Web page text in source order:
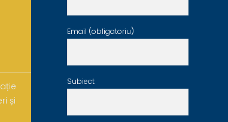
și
Email (obligatoriu)
Subiect